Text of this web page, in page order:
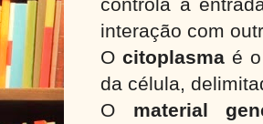
interação com
O citoplasma é
da célula,
O material